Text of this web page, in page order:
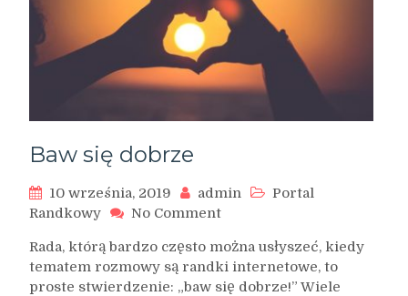
Baw się dobrze
10 września, 2019 admin
Portal
Randkowy
No Commenton
się
dobrze
Rada, którą bardzo często można usłyszeć, kiedy
tematem rozmowy są randki internetowe, to
proste stwierdzenie: „baw się dobrze!” Wiele